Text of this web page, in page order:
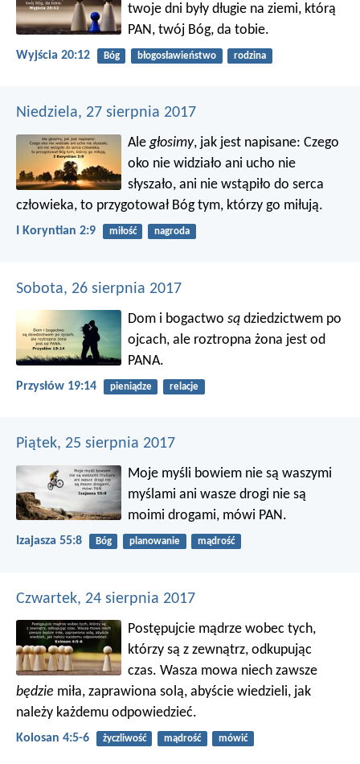
twoje dni były długie na ziemi, którą
PAN, twój Bóg, da tobie.
Wyjścia 20:12 Bóg błogosławieństwo rodzina
Niedziela, 27 sierpnia 2017
Aległosimy, jak jest napisane: Czego
oko nie widziało ani ucho nie
słyszało, ani nie wstąpiło do serca
człowieka, to przygotował Bóg tym, którzy go miłują.
I Koryntian 2:9 miłość nagroda
Sobota, 26 sierpnia 2017
Dom i bogactwosą dziedzictwem po
ojcach, ale roztropna żona jest od
PANA.
Przysłów 19:14 pieniądze relacje
Piątek, 25 sierpnia 2017
Moje myśli bowiem nie są waszymi
myślami ani wasze drogi nie są
moimi drogami, mówi PAN.
Izajasza 55:8 Bóg planowanie mądrość
Czwartek, 24 sierpnia 2017
Postępujcie mądrze wobec tych,
którzy są z zewnątrz, odkupując
czas. Wasza mowa niech zawsze
będzie miła, zaprawiona solą, abyście wiedzieli, jak
należy każdemu odpowiedzieć.
Kolosan 4:5-6 życzliwość mądrość mówić